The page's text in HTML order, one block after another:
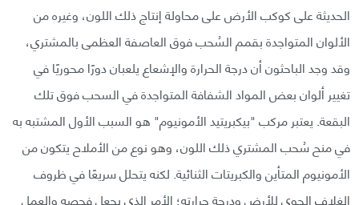
الحديثة على كوكب الأرض على محاولة إنتاج ذلك اللون، وغيره من
الألوان المتواجدة بقمم السُحب ‏فوق العاصفة العظمى بالمشتري،
وقد وجد الباحثون أن درجة الحرارة ‏والإشعاع يلعبان دورًا محوريًا في
تغيير ألوان بعض المواد الشفافة المتواجدة في السحب فوق تلك
‏البقعة.‏ يعتبر مركب "بيكبريتيد الأمونيوم" هو السبب الأول المشتبه به
في منح سُحب المشتري ذلك ‏اللون، وهو نوع من الأملاح يتكون من
الأمونيوم المتأين والكبريتات الثنائية. لكنه يتحلل سريعًا في ‏ظروف
الغلاف الجوي للأرض ودرجة حرارته؛ الأمر الذي يجعل فحصه والعمل